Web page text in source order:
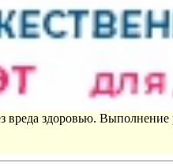
здоровью.